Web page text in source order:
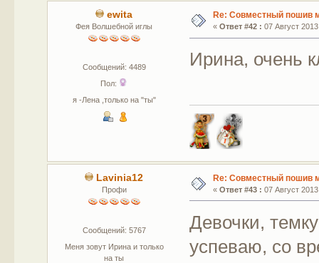
ewita
Фея Волшебной иглы
Сообщений: 4489
Пол:
я -Лена ,только на "ты"
Re: Совместный пошив
« Ответ #42 : 07 Август
Ирина, очень
Lavinia12
Профи
Сообщений: 5767
Меня зовут Ирина и только
на ты
Re: Совместный пошив
« Ответ #43 : 07 Август
Девочки,
успеваю, со